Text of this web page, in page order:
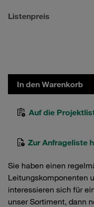
Listenpreis
In den Warenkorb
Auf die
Zur Anfrageliste
Sie haben einen
Leitungskomponenten
interessieren sich für
unser Sortiment, dann